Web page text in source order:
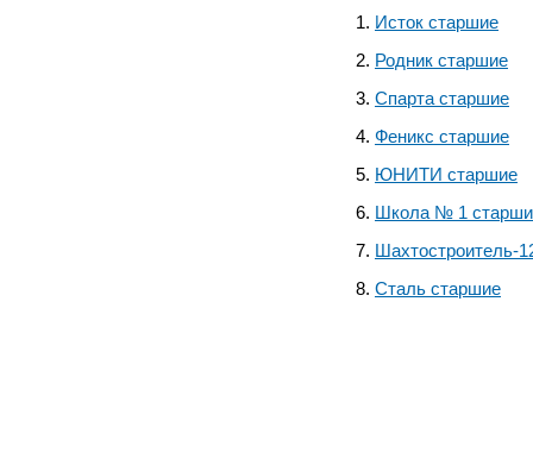
Исток старшие
Родник старшие
Спарта старшие
Феникс старшие
ЮНИТИ старшие
Школа № 1
Шахтостроитель-
Сталь старшие